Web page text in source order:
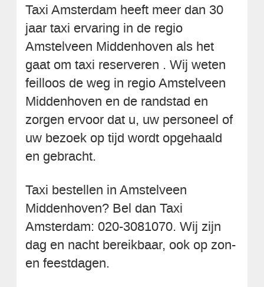
Taxi Amsterdam heeft meer dan 30
jaar taxi ervaring in de regio
Amstelveen Middenhoven als het
gaat om taxi reserveren . Wij weten
feilloos de weg in regio Amstelveen
Middenhoven en de randstad en
zorgen ervoor dat u, uw personeel of
uw bezoek op tijd wordt opgehaald
en gebracht.
Taxi bestellen in Amstelveen
Middenhoven? Bel dan Taxi
Amsterdam: 020-3081070. Wij zijn
dag en nacht bereikbaar, ook op zon-
en feestdagen.